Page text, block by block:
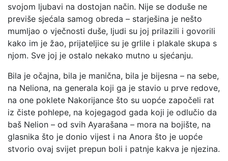
svojom ljubavi na dostojan način. Nije se doduše ne
previše sjećala samog obreda – starješina je nešto
mumljao o vječnosti duše, ljudi su joj prilazili i govorili
kako im je žao, prijateljice su je grlile i plakale skupa s
njom. Sve joj je ostalo nekako mutno u sjećanju.
Bila je očajna, bila je manična, bila je bijesna – na sebe,
na Neliona, na generala koji ga je stavio u prve redove,
na one poklete Nakorijance što su uopće započeli rat
iz čiste pohlepe, na kojegagod gada koji je odlučio da
baš Nelion – od svih Ayarašana – mora na bojište, na
glasnika što je donio vijest i na Anora što je uopće
stvorio ovaj svijet prepun boli i patnje kakva je njezina.